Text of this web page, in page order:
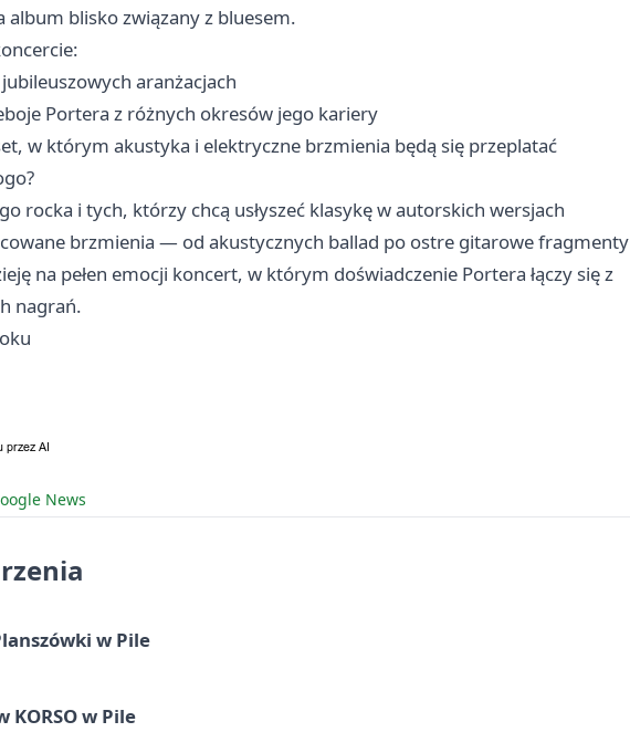
blisko związany z bluesem.
aranżacjach
Portera z różnych okresów jego kariery
w którym akustyka i elektryczne brzmienia będą się przeplatać
rocka i tych, którzy chcą usłyszeć klasykę w autorskich wersjach
brzmienia — od akustycznych ballad po ostre gitarowe fragmenty
na pełen emocji koncert, w którym doświadczenie Portera łączy się z
nagrań.
News
w Pile
KORSO w Pile